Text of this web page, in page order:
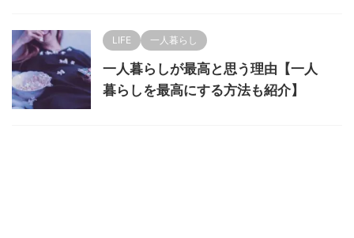
LIFE 一人暮らし
一人暮らしが最高と思う理由【一人
暮らしを最高にする方法も紹介】